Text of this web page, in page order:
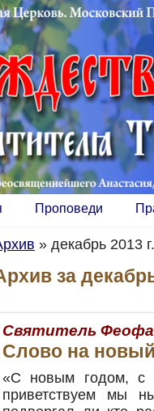
Проповеди
» декабрь 2013 г.
за
Святитель
Слово на
«С новым годом, с
приветствуем мы